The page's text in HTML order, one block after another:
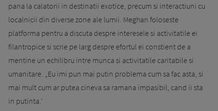
pana la calatorii in destinatii exotice, precum si interactiuni cu
localnicii din diverse zone ale lumii. Meghan foloseste
platforma pentru a discuta despre interesele si activitatile ei
filantropice si scrie pe larg despre efortul ei constient de a
mentine un echilibru intre munca si activitatile caritabile si
umanitare. „Eu imi pun mai putin problema cum sa fac asta, si
mai mult cum ar putea cineva sa ramana impasibil, cand ii sta
in putinta.'